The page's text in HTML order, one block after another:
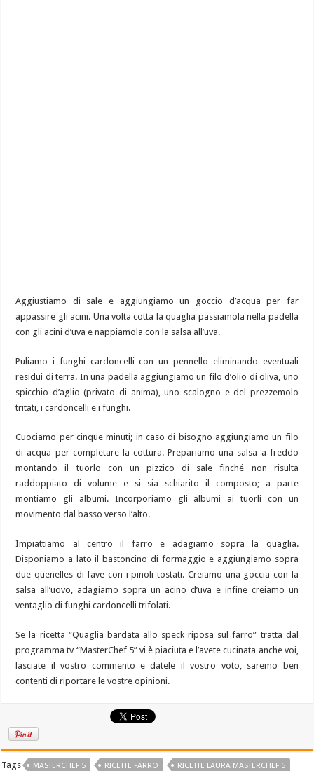
Aggiustiamo di sale e aggiungiamo un goccio d’acqua per far
appassire gli acini. Una volta cotta la quaglia passiamola nella padella
con gli acini d’uva e nappiamola con la salsa all’uva.
Puliamo i funghi cardoncelli con un pennello eliminando eventuali
residui di terra. In una padella aggiungiamo un filo d’olio di oliva, uno
spicchio d’aglio (privato di anima), uno scalogno e del prezzemolo
tritati, i cardoncelli e i funghi.
Cuociamo per cinque minuti; in caso di bisogno aggiungiamo un filo
di acqua per completare la cottura. Prepariamo una salsa a freddo
montando il tuorlo con un pizzico di sale finché non risulta
raddoppiato di volume e si sia schiarito il composto; a parte
montiamo gli albumi. Incorporiamo gli albumi ai tuorli con un
movimento dal basso verso l’alto.
Impiattiamo al centro il farro e adagiamo sopra la quaglia.
Disponiamo a lato il bastoncino di formaggio e aggiungiamo sopra
due quenelles di fave con i pinoli tostati. Creiamo una goccia con la
salsa all’uovo, adagiamo sopra un acino d’uva e infine creiamo un
ventaglio di funghi cardoncelli trifolati.
Se la ricetta “Quaglia bardata allo speck riposa sul farro” tratta dal
programma tv “MasterChef 5” vi è piaciuta e l’avete cucinata anche voi,
lasciate il vostro commento e datele il vostro voto, saremo ben
contenti di riportare le vostre opinioni.
Tags MASTERCHEF 5 RICETTE FARRO
RICETTE LAURA MASTERCHEF 5